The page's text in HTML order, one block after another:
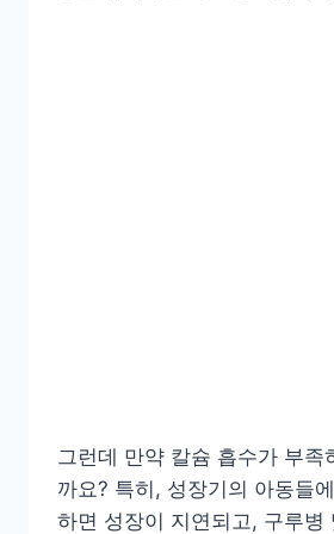
그런데 만약 칼슘 흡수가 부족
까요? 특히, 성장기의 아동들
하면 성장이 지연되고, 구루병